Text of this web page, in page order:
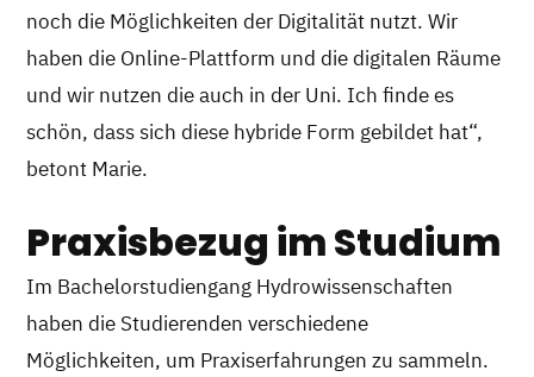
noch die Möglichkeiten der Digitalität nutzt. Wir
haben die Online-Plattform und die digitalen Räume
und wir nutzen die auch in der Uni. Ich finde es
schön, dass sich diese hybride Form gebildet hat“,
betont Marie.
Praxisbezug im Studium
Im Bachelorstudiengang Hydrowissenschaften
haben die Studierenden verschiedene
Möglichkeiten, um Praxiserfahrungen zu sammeln.